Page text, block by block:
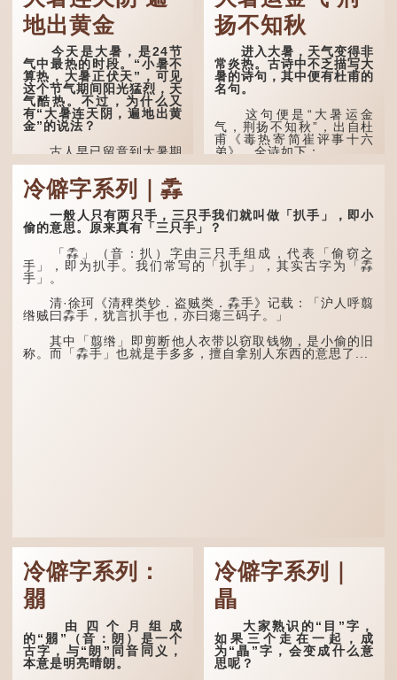
地出黄金
今天是大暑，是24节
气中最热的时段。“小暑不
算热，大暑正伏天”，可见
这个节气期间阳光猛烈，天
气酷热。不过，为什么又
有“大暑连天阴，遍地出黄
金”的说法？
古人早已留意到大暑期
间的气候规律。 《逸周书·
时训解》记载：「大暑之
日，腐草化为萤。又五日，
土润溽暑。又五日，大雨时
行。」意思是说，大暑时节
萤火虫出生，土地湿热，常
有大雨出现。
这段时期的雨水，对农
作物尤其重要。三伏天酷热
难耐，农作物不能缺水。若
连续几天降雨，泥土得以湿
润；雨过天晴后，烈日高
照...
扬不知秋
进入大暑，天气变得非
常炎热。古诗中不乏描写大
暑的诗句，其中便有杜甫的
名句。
这句便是“大暑运金
气，荆扬不知秋”，出自杜
甫《毒热寄简崔评事十六
弟》，全诗如下：
林下有塌翼，水中无行
舟。
五行当中“金”对应秋
季，代表凉爽肃杀之
气。“运”是“运行”，描写大
转。
“荆扬”指荆州（湖北）
和扬州（江苏），泛指长江
中下游地区，“...
冷僻字系列｜掱
一般人只有两只手，三只手我们就叫做「扒手」，即小
偷的意思。原来真有「三只手」？
「掱」（音：扒）字由三只手组成，代表「偷窃之
手」，即为扒手。我们常写的「扒手」，其实古字为「掱
手」。
清·徐珂《清稗类钞．盗贼类．掱手》记载：「沪人呼翦
绺贼曰掱手，犹言扒手也，亦曰瘪三码子。」
其中「翦绺」即剪断他人衣带以窃取钱物，是小偷的旧
称。而「掱手」也就是手多多，擅自拿别人东西的意思了...
冷僻字系列：
朤
由四个月组成
的“朤”（音：朗）是一个
古字，与“朗”同音同义，
本意是明亮晴朗。
冷僻字系列｜
瞐
大家熟识的“目”字，
如果三个走在一起，成
为“瞐”字，会变成什么意
思呢？